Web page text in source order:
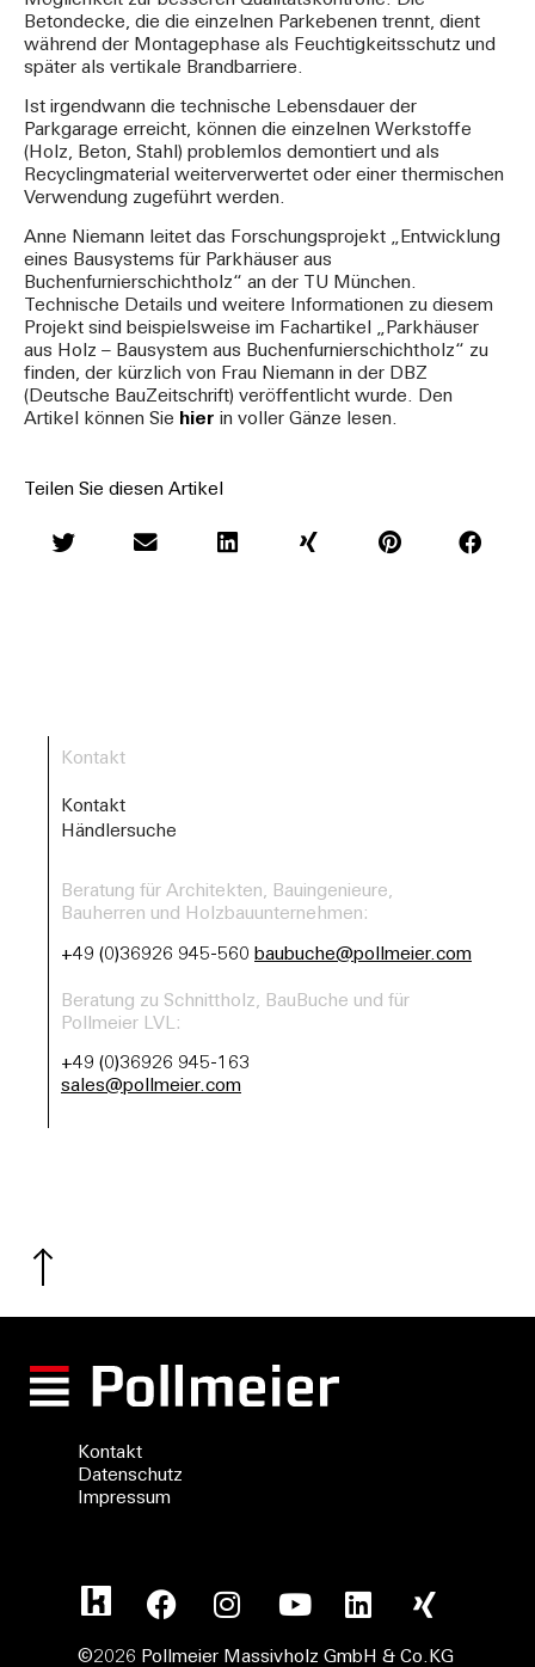
Betondecke, die die einzelnen Parkebenen trennt, dient
während der Montagephase als Feuchtigkeitsschutz und
später als vertikale Brandbarriere.
Ist irgendwann die technische Lebensdauer der
Parkgarage erreicht, können die einzelnen Werkstoffe
(Holz, Beton, Stahl) problemlos demontiert und als
Recyclingmaterial weiterverwertet oder einer thermischen
Verwendung zugeführt werden.
Anne Niemann leitet das Forschungsprojekt „Entwicklung
eines Bausystems für Parkhäuser aus
Buchenfurnierschichtholz“ an der TU München.
Technische Details und weitere Informationen zu diesem
Projekt sind beispielsweise im Fachartikel „Parkhäuser
aus Holz – Bausystem aus Buchenfurnierschichtholz“ zu
finden, der kürzlich von Frau Niemann in der DBZ
(Deutsche BauZeitschrift) veröffentlicht wurde. Den
Artikel können Sie hier in voller Gänze lesen.
Teilen Sie diesen Artikel
Kontakt
Kontakt
Händlersuche
Beratung für Architekten, Bauingenieure,
Bauherren und Holzbauunternehmen:
+49 (0)36926 945-560 baubuche@pollmeier.com
Beratung zu Schnittholz, BauBuche und für
Pollmeier LVL:
+49 (0)36926 945-163
sales@pollmeier.com
Kontakt
Datenschutz
Impressum
©2026 Pollmeier Massivholz GmbH & Co.KG